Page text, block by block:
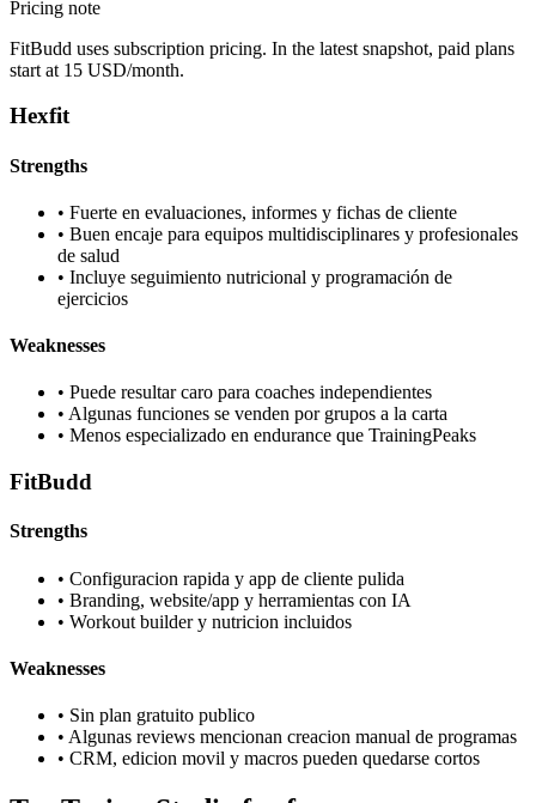
Pricing note
FitBudd uses subscription pricing. In the latest snapshot, paid plans
start at 15 USD/month.
Hexfit
Strengths
• Fuerte en evaluaciones, informes y fichas de cliente
• Buen encaje para equipos multidisciplinares y profesionales
de salud
• Incluye seguimiento nutricional y programación de
ejercicios
Weaknesses
• Puede resultar caro para coaches independientes
• Algunas funciones se venden por grupos a la carta
• Menos especializado en endurance que TrainingPeaks
FitBudd
Strengths
• Configuracion rapida y app de cliente pulida
• Branding, website/app y herramientas con IA
• Workout builder y nutricion incluidos
Weaknesses
• Sin plan gratuito publico
• Algunas reviews mencionan creacion manual de programas
• CRM, edicion movil y macros pueden quedarse cortos